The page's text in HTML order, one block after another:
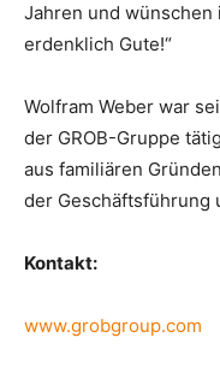
Jahren und
erdenklich Gute!“
Wolfram Weber war
der GROB-Gruppe
aus familiären
der Geschäftsführung
Kontakt:
www.grobgroup.com